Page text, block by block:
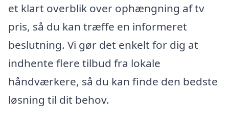
et klart overblik over ophængning af tv
pris, så du kan træffe en informeret
beslutning. Vi gør det enkelt for dig at
indhente flere tilbud fra lokale
håndværkere, så du kan finde den bedste
løsning til dit behov.